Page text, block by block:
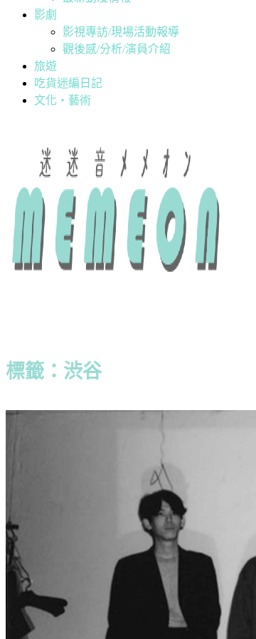
影劇
影視專訪/現場活動報導
觀後感/分析/演員介紹
旅遊
吃貨迷編日記
文化・藝術
標籤：渋谷